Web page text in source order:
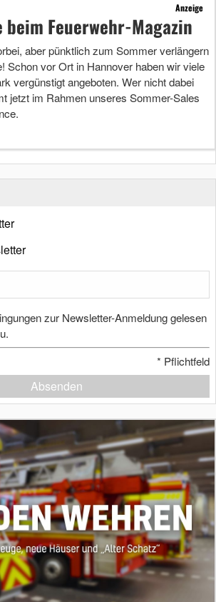
Anzeige
beim Feuerwehr-Magazin
aber pünktlich zum Sommer verlängern
Schon vor Ort in Hannover haben wir viele
vergünstigt angeboten. Wer nicht dabei
jetzt im Rahmen unseres Sommer-Sales
zur Newsletter-Anmeldung gelesen
* Pflichtfeld
Absenden